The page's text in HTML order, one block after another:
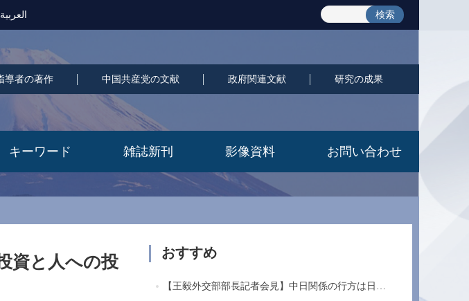
العربية 検索
導者の著作 中国共産党の文献 政府関連文献 研究の成果
キーワード 雑誌新刊 影像資料 お問い合わせ
資と人への投
おすすめ
【王毅外交部部長記者会見】中日関係の行方は日本...